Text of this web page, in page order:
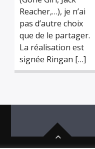
Reacher,…), je n’ai
pas d’autre choix
que de le partager.
La réalisation est
signée Ringan […]